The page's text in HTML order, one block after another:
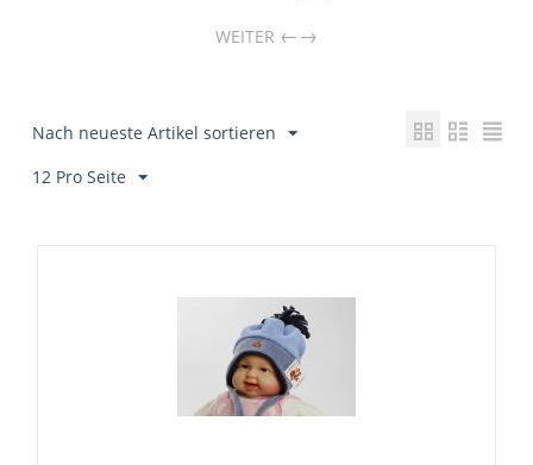
WEITER →
Nach neueste Artikel sortieren
12 Pro Seite